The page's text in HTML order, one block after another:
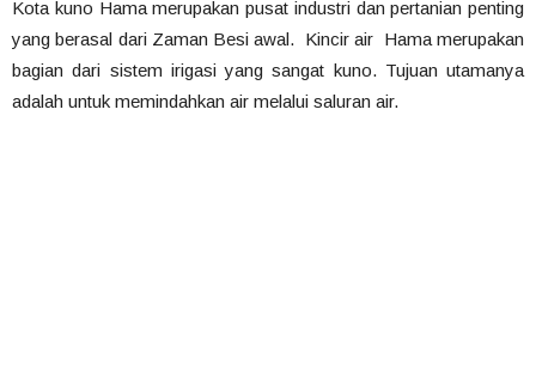
Kota kuno Hama merupakan pusat industri dan pertanian penting
yang berasal dari Zaman Besi awal. Kincir air Hama merupakan
bagian dari sistem irigasi yang sangat kuno. Tujuan utamanya
adalah untuk memindahkan air melalui saluran air.